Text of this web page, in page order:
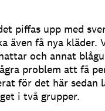
piffas upp med
även få nya kläder.
och annat
problem att få
för det här sedan
i två grupper.